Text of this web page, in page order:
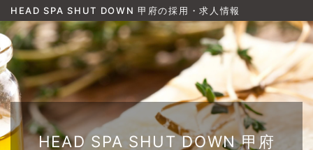
HEAD SPA SHUT DOWN 甲府の採用・求人情報
HEAD SPA SHUT DOWN 甲府